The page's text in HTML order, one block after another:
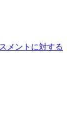
メントに対する